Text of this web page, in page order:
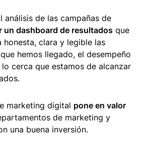
análisis de las campañas de
un dashboard de resultados que
clara y legible las
hemos llegado, el desempeño
cerca que estamos de alcanzar
marketing digital pone en valor
de marketing y
una buena inversión.